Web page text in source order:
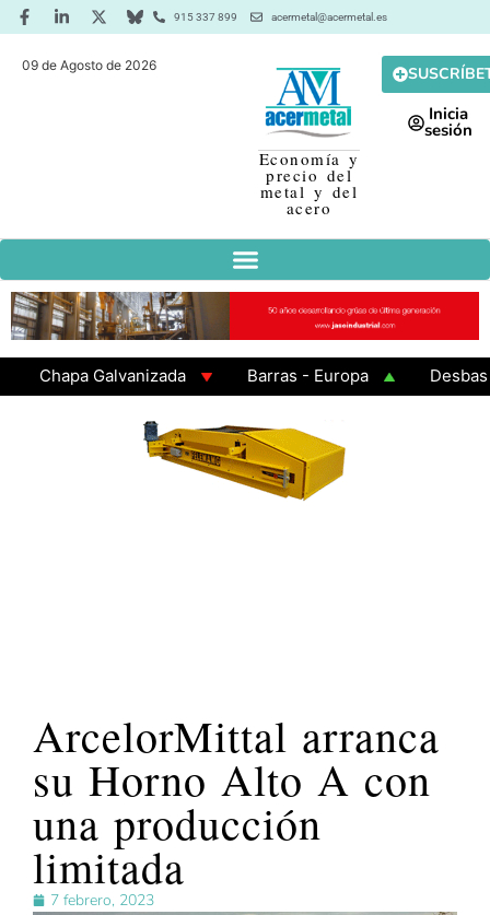
915 337 899 acermetal@acermetal.es
09 de Agosto de 2026
Economía y
precio del
metal y del
acero
Inicia
sesión
Chapa Galvanizada Barras - Europa
Desbaste
ArcelorMittal arranca
su Horno Alto A con
una producción
limitada
7 febrero, 2023